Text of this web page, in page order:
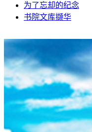
为了忘却的纪念
书院文库撷华